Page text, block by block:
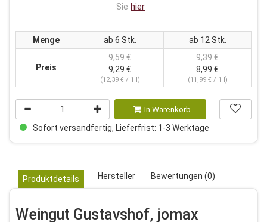
Sie hier
Menge ab 6 Stk. ab 12 Stk.
Preis
9,59 €
9,29 €
(12,39 € / 1 l)
9,39 €
8,99 €
(11,99 € / 1 l)
In Warenkorb
Sofort versandfertig, Lieferfrist: 1-3 Werktage
Produktdetails Hersteller Bewertungen (0)
Weingut Gustavshof, jomax